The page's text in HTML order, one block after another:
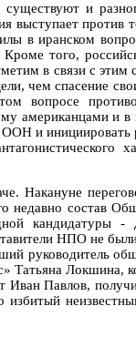
и
против
в иранском
того,
в связи с
чем спасение
вопросе
американцами и
и инициировать
Накануне
состав
кандидатуры -
НПО не
руководитель
Татьяна Локшина,
Павлов,